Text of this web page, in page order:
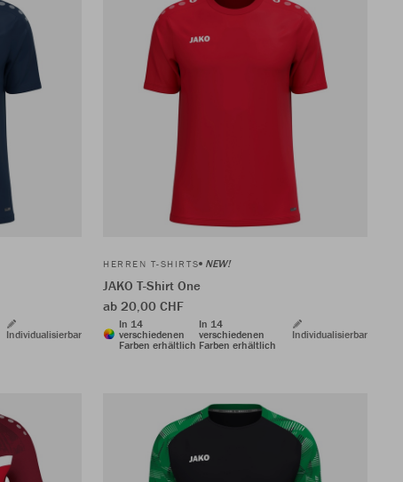
Individualisierbar
HERREN T-SHIRTS NEW!
JAKO T-Shirt One
ab 20,00 CHF
In 14
verschiedenen
Farben erhältlich
In 14
verschiedenen
Farben erhältlich
Individualisierbar